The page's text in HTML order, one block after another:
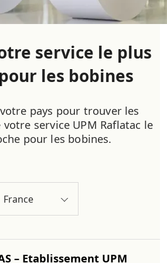
service le plus
les bobines
pays pour trouver les
service UPM Raflatac le
pour les bobines.
France
– Etablissement UPM